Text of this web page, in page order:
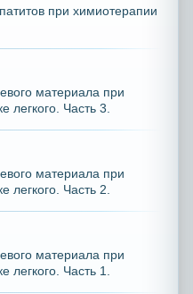
при химиотерапии
материала при
легкого. Часть 3.
материала при
легкого. Часть 2.
материала при
легкого. Часть 1.